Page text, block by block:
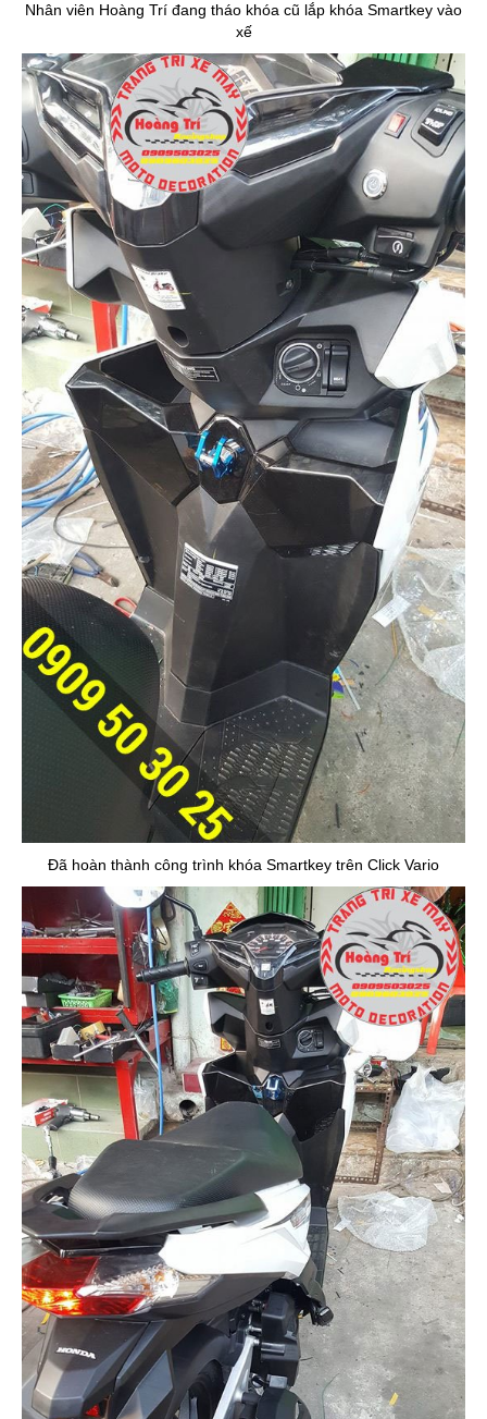
Nhân viên Hoàng Trí đang tháo khóa cũ lắp khóa Smartkey vào
xế
Đã hoàn thành công trình khóa Smartkey trên Click Vario